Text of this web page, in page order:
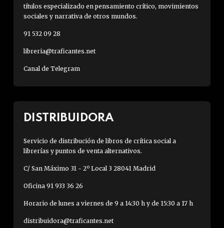
títulos especializado en pensamiento crítico, movimientos
sociales y narrativa de otros mundos.
91 532 09 28
libreria@traficantes.net
Canal de Telegram
DISTRIBUIDORA
Servicio de distribución de libros de crítica social a
librerías y puntos de venta alternativos.
C/ San Máximo 31 - 2º Local 3 28041 Madrid
Oficina 91 933 36 26
Horario de lunes a viernes de 9 a 14:30 h y de 15:30 a 17 h
distribuidora@traficantes.net